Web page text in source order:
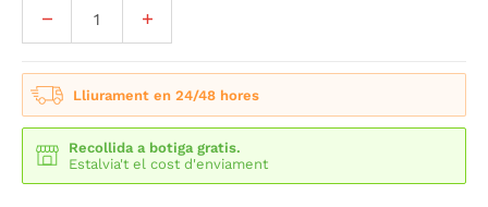
Lliurament en 24/48 hores
Recollida a botiga gratis.
Estalvia't el cost d'enviament